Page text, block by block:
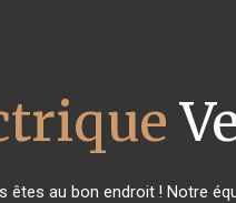
êtes au bon endroit ! Notre